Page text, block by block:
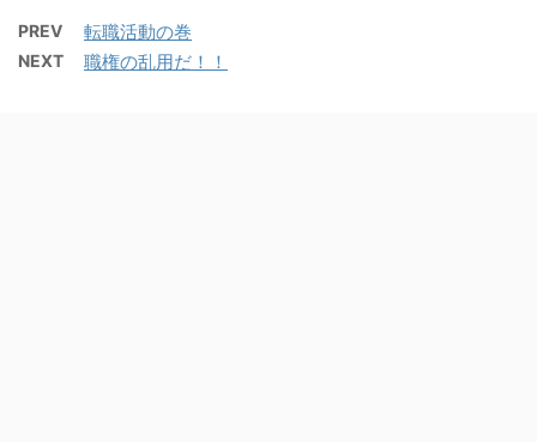
PREV 転職活動の巻
NEXT 職権の乱用だ！！